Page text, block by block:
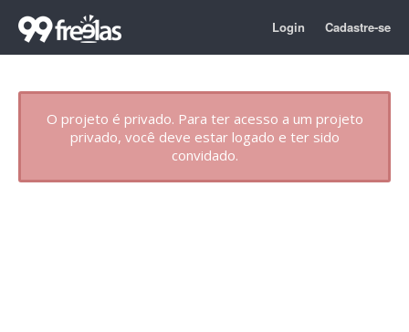
Login Cadastre-se
O projeto é privado. Para ter acesso a um projeto
privado, você deve estar logado e ter sido
convidado.